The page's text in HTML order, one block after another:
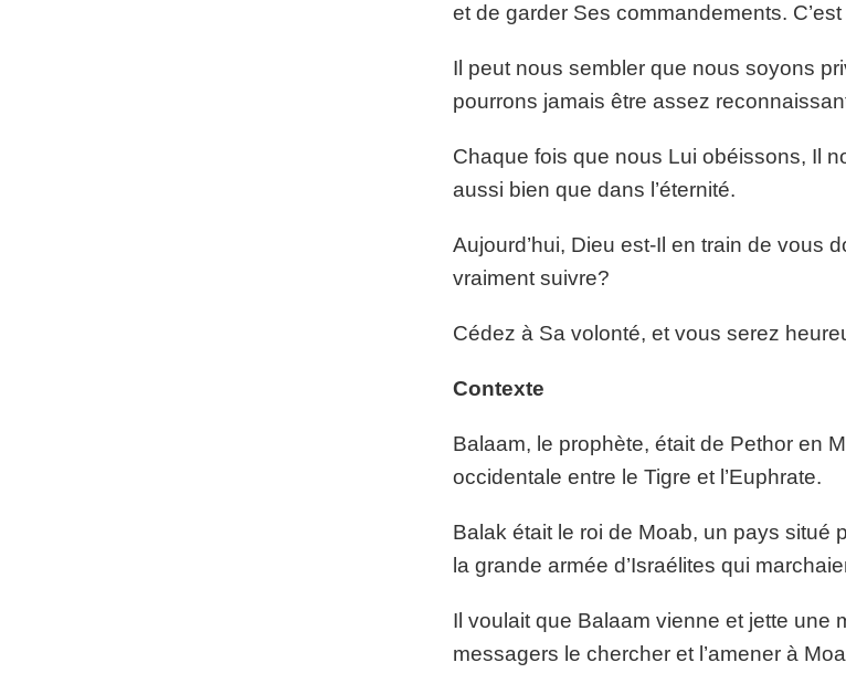
et de garder Ses commandements.
Il peut nous sembler que nous soyons
pourrons jamais être assez
Chaque fois que nous Lui obéissons, Il
aussi bien que dans l’éternité.
Aujourd’hui, Dieu est-Il en train de vous
vraiment suivre?
Cédez à Sa volonté, et vous serez
Contexte
Balaam, le prophète, était de Pethor en
occidentale entre le Tigre et l’Euphrate.
Balak était le roi de Moab, un pays situé
la grande armée d’Israélites qui
Il voulait que Balaam vienne et jette une
messagers le chercher et l’amener à